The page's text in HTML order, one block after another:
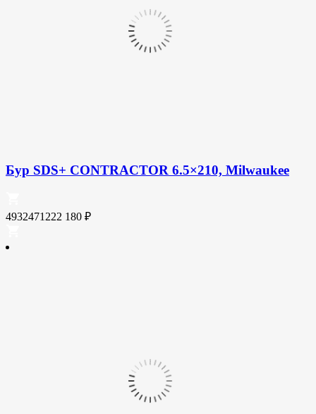
Бур SDS+ CONTRACTOR 6.5×210, Milwaukee
4932471222 180 ₽